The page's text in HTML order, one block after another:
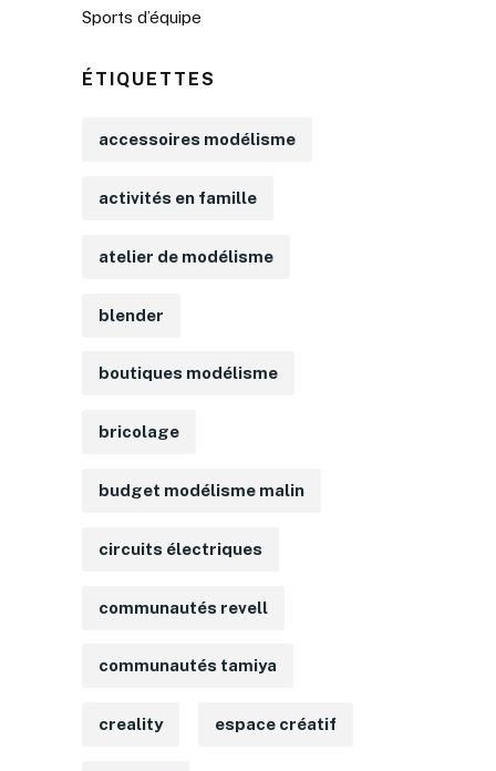
Sports d’équipe
ÉTIQUETTES
accessoires modélisme
activités en famille
atelier de modélisme
blender
boutiques modélisme
bricolage
budget modélisme malin
circuits électriques
communautés revell
communautés tamiya
creality espace créatif